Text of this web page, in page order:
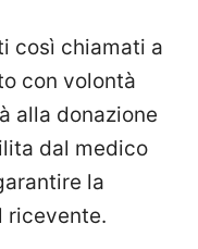
così chiamati a
con volontà
alla donazione
dal medico
la
ricevente.